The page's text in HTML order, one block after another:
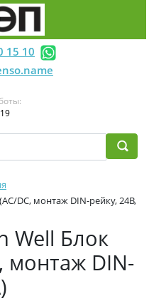
15 10
DC, монтаж DIN-рейку, 24В,
Well Блок
монтаж DIN-